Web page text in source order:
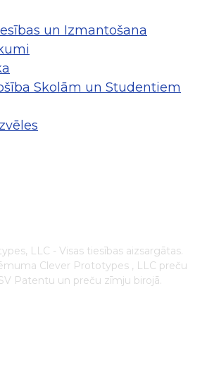
un Izmantošana
Skolām un Studentiem
LLC - Visas tiesības aizsargātas.
Clever Prototypes , LLC preču
Patentu un preču zīmju birojā.